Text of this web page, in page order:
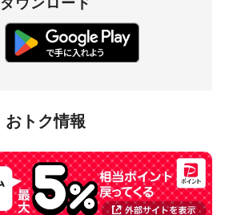
ダウンロード
おトク情報